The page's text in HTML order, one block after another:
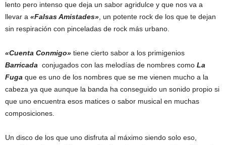
lento pero intenso que deja un sabor agridulce y que nos va a
llevar a «Falsas Amistades» , un potente rock de los que te dejan
sin respiración con pinceladas de rock más urbano.
«Cuenta Conmigo» tiene cierto sabor a los primigenios
Barricada conjugados con las melodías de nombres como La
Fuga que es uno de los nombres que se me vienen mucho a la
cabeza ya que aunque la banda ha conseguido un sonido propio si
que uno encuentra esos matices o sabor musical en muchas
composiciones.
Un disco de los que uno disfruta al máximo siendo solo eso,